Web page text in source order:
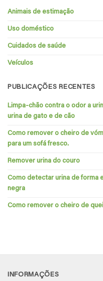
Animais de estimação
Uso doméstico
Cuidados de saúde
Veículos
PUBLICAÇÕES RECENTES
Limpa-chão contra o odor a
urina de gato e de cão
Como remover o cheiro de
para um sofá fresco.
Remover urina do couro
Como detectar urina de forma
negra
Como remover o cheiro de
INFORMAÇÕES